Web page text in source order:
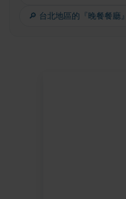
🔎 台北地區的『晚餐餐廳